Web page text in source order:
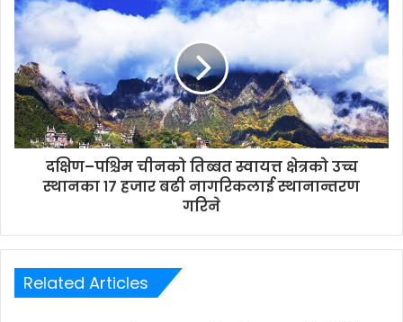
s
दक्षिण–पश्चिम चीनको तिब्बत स्वायत्त क्षेत्रको उच्च
स्थानका १७ हजार बढी नागरिकलाई स्थानान्तरण
गरिने
Related Articles